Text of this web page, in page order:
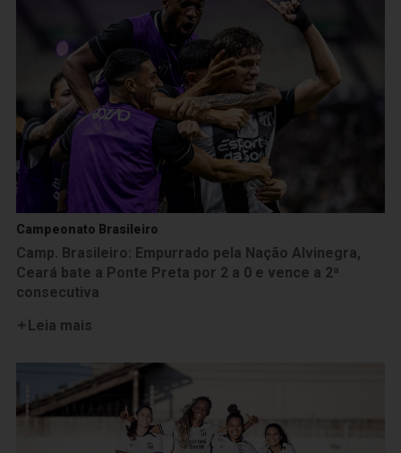
Campeonato Brasileiro
Camp. Brasileiro: Empurrado pela Nação Alvinegra,
Ceará bate a Ponte Preta por 2 a 0 e vence a 2ª
consecutiva
Leia mais